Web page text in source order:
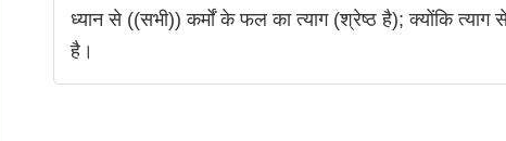
ध्यान से ((सभी)) कर्मों के फल का त्याग (श्रेष्ठ है); क्योंकि त्याग से
है।